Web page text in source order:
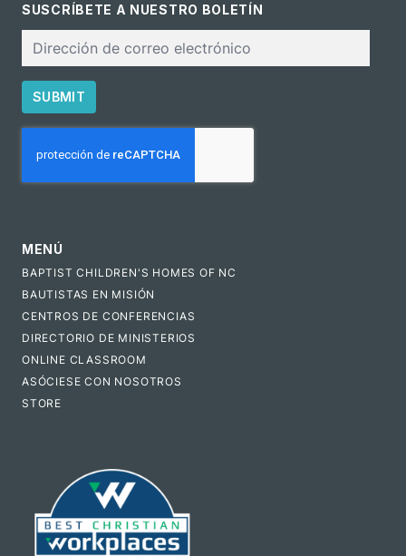
SUSCRÍBETE A NUESTRO BOLETÍN
electrónico
SUBMIT
MENÚ
BAPTIST CHILDREN'S HOMES OF NC
BAUTISTAS EN MISIÓN
CENTROS DE CONFERENCIAS
DIRECTORIO DE MINISTERIOS
ONLINE CLASSROOM
ASÓCIESE CON NOSOTROS
STORE